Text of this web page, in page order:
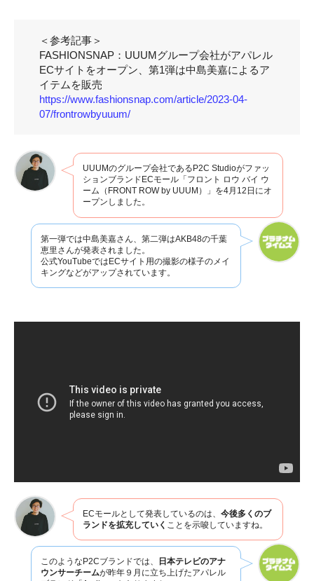
＜参考記事＞
FASHIONSNAP：UUUMグループ会社がアパレル
ECサイトをオープン、第1弾は中島美嘉によるア
イテムを販売
https://www.fashionsnap.com/article/2023-04-
07/frontrowbyuuum/
UUUMのグループ会社であるP2C Studioがファッ
ションブランドECモール「フロント ロウ バイ ウ
ーム（FRONT ROW by UUUM）」を4月12日にオ
ープンしました。
第一弾では中島美嘉さん、第二弾はAKB48の千葉
恵里さんが発表されました。
公式YouTubeではECサイト用の撮影の様子のメイ
キングなどがアップされています。
ECモールとして発表しているのは、今後多くのブ
ランドを拡充していく ことを示唆していますね。
このようなP2Cブランドでは、
日本テレビのアナ
ウンサーチームが昨年９月に立ち上げたアパレル